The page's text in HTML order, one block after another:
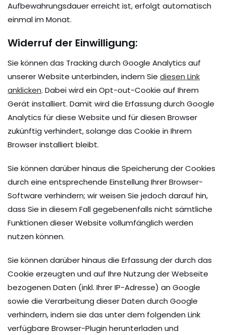
Aufbewahrungsdauer erreicht ist, erfolgt automatisch
einmal im Monat.
Widerruf der Einwilligung:
Sie können das Tracking durch Google Analytics auf
unserer Website unterbinden, indem Sie diesen Link
anklicken. Dabei wird ein Opt-out-Cookie auf Ihrem
Gerät installiert. Damit wird die Erfassung durch Google
Analytics für diese Website und für diesen Browser
zukünftig verhindert, solange das Cookie in Ihrem
Browser installiert bleibt.
Sie können darüber hinaus die Speicherung der Cookies
durch eine entsprechende Einstellung Ihrer Browser-
Software verhindern; wir weisen Sie jedoch darauf hin,
dass Sie in diesem Fall gegebenenfalls nicht sämtliche
Funktionen dieser Website vollumfänglich werden
nutzen können.
Sie können darüber hinaus die Erfassung der durch das
Cookie erzeugten und auf Ihre Nutzung der Webseite
bezogenen Daten (inkl. Ihrer IP-Adresse) an Google
sowie die Verarbeitung dieser Daten durch Google
verhindern, indem sie das unter dem folgenden Link
verfügbare Browser-Plugin herunterladen und